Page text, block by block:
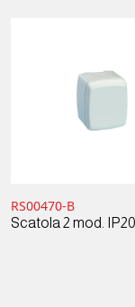
RS00470-B
Scatola 2 mod. IP20